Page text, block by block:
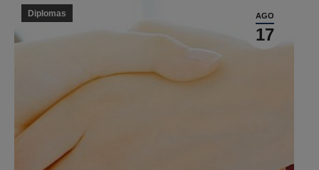
AGO
17
Diplomas